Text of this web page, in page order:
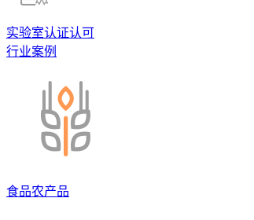
实验室认证认可
行业案例
食品农产品